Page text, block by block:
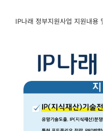
IP나래 정부지원사업 지원내용